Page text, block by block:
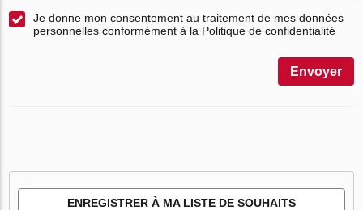
Je donne mon consentement au traitement de mes données
personnelles conformément à la Politique de confidentialité
Envoyer
ENREGISTRER À MA LISTE DE SOUHAITS